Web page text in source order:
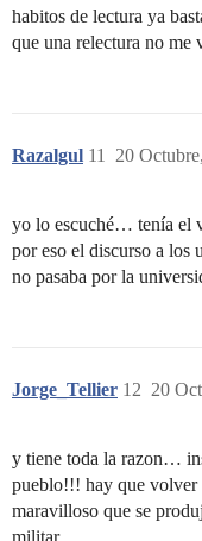
habitos de lectura ya
que una relectura no
Razalgul 20
11
yo lo escuché… tenía el
por eso el discurso a los
no pasaba por la
Jorge_Tellier 20
12
y tiene toda la razon…
pueblo!!! hay que
maravilloso que se
militar…